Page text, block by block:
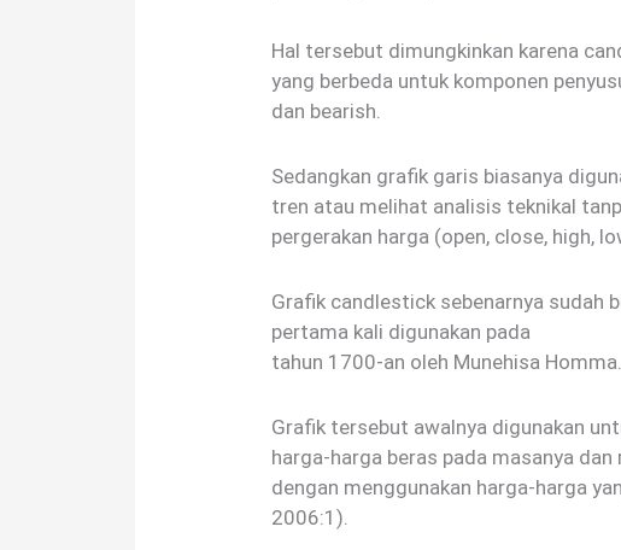
Hal tersebut dimungkinkan karena
yang berbeda untuk komponen
dan bearish.
Sedangkan grafik garis biasanya
tren atau melihat analisis teknikal
pergerakan harga (open, close, high,
Grafik candlestick sebenarnya sudah
pertama kali digunakan pada
tahun 1700-an oleh Munehisa Homma.
Grafik tersebut awalnya digunakan
harga-harga beras pada masanya
dengan menggunakan harga-harga
2006:1).